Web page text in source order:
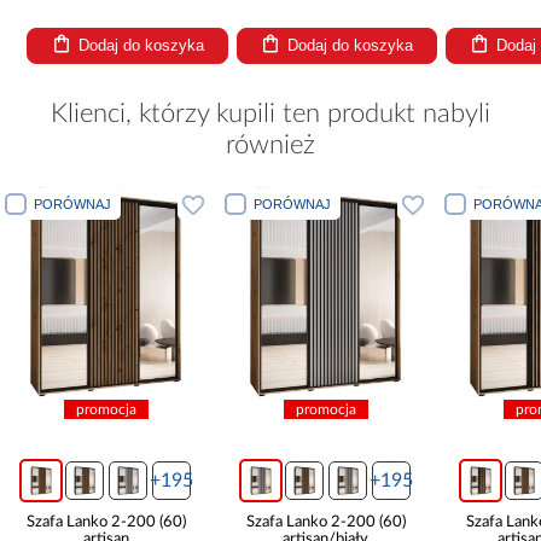
Dodaj do koszyka Dodaj do koszyka
Klienci, którzy kupili ten produkt nabyli
również
PORÓWNAJ
promocja
+195
Szafa Lanko 2-200 (60)
PORÓWNAJ
promocja
+195
Szafa Lanko 2-200 (60)
Szafa